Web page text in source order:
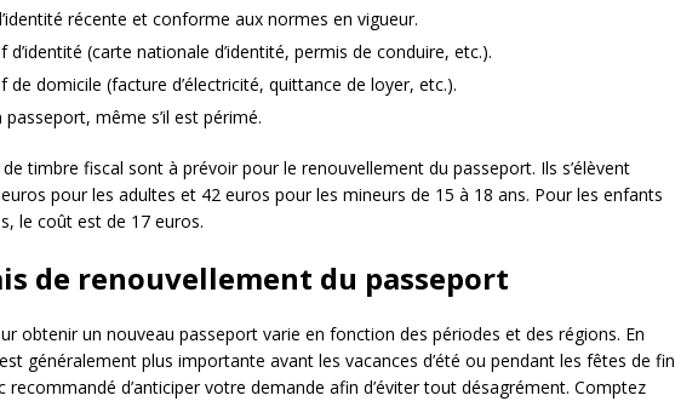
récente et conforme aux normes en vigueur.
d’identité (carte nationale d’identité, permis de conduire, etc.).
de domicile (facture d’électricité, quittance de loyer, etc.).
passeport, même s’il est périmé.
timbre fiscal sont à prévoir pour le renouvellement du passeport. Ils s’élèvent
pour les adultes et 42 euros pour les mineurs de 15 à 18 ans. Pour les enfants
le coût est de 17 euros.
de renouvellement du passeport
obtenir un nouveau passeport varie en fonction des périodes et des régions. En
généralement plus importante avant les vacances d’été ou pendant les fêtes de fin
recommandé d’anticiper votre demande afin d’éviter tout désagrément. Comptez